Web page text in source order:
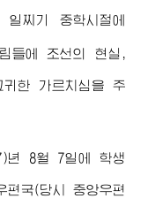
일찌기 중학시절에
들에 조선의 현실,
한 가르치심을 주
년 8월 7일에 학생
국(당시 중앙우편